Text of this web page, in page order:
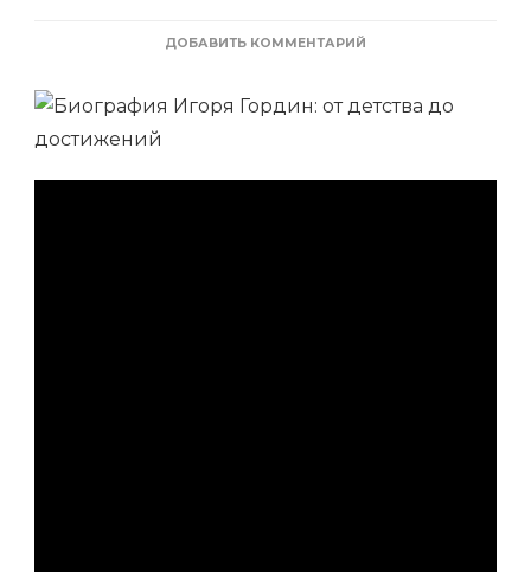
ДОБАВИТЬ КОММЕНТАРИЙ
ИГОРЯ